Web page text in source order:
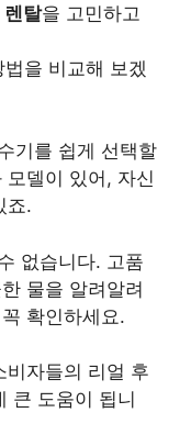
렌탈을 고민하고
을 비교해 보겠
기를 쉽게 선택할
델이 있어, 자신
죠.
없습니다. 고품
물을 알려알려
확인하세요.
비자들의 리얼 후
큰 도움이 됩니